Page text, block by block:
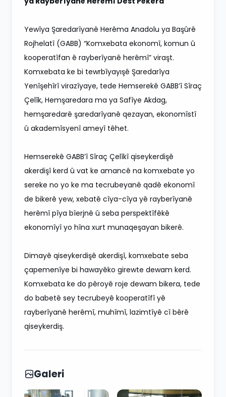
Yewîya Şaredarîyanê Herêma Anadolu ya Başûrê
Rojhelatî (GABB) “Komxebata ekonomî, komun û
kooperatîfan ê rayberîyanê herêmî” viraşt.
Komxebata ke bi tewrbîyayışê Şaredarîya
Yenîşehîrî virazîyaye, tede Hemserekê GABB’î Sîraç
Çelîk, Hemşaredara ma ya Safîye Akdag,
hemşaredarê şaredarîyanê qezayan, ekonomîstî
û akademîsyenî ameyî têhet.
Hemserekê GABB’î Sîraç Çelîkî qiseykerdişê
akerdişî kerd û vat ke amancê na komxebate yo
sereke no yo ke ma tecrubeyanê qadê ekonomî
de bikerê yew, xebatê cîya-cîya yê rayberîyanê
herêmî pîya bîerjnê û seba perspektîfêkê
ekonomîyî yo hîna xurt munaqeşayan bikerê.
Dimayê qiseykerdişê akerdişî, komxebate seba
çapemenîye bi hawayêko girewte dewam kerd.
Komxebata ke do pêroyê roje dewam bikera, tede
do babetê sey tecrubeyê kooperatîfî yê
rayberîyanê herêmî, muhîmî, lazimtîyê cî bêrê
qiseykerdiş.
Galeri